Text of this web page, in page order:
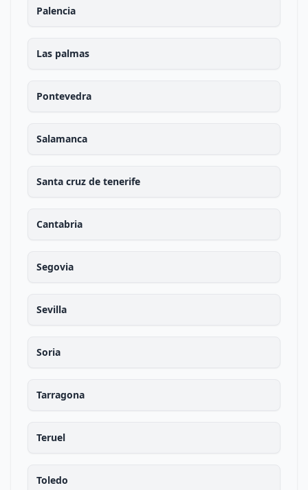
Palencia
Las palmas
Pontevedra
Salamanca
Santa cruz de tenerife
Cantabria
Segovia
Sevilla
Soria
Tarragona
Teruel
Toledo